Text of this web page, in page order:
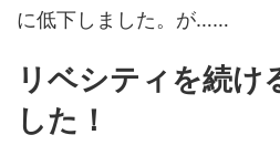
に低下しました。が……
リベシティを続け
した！